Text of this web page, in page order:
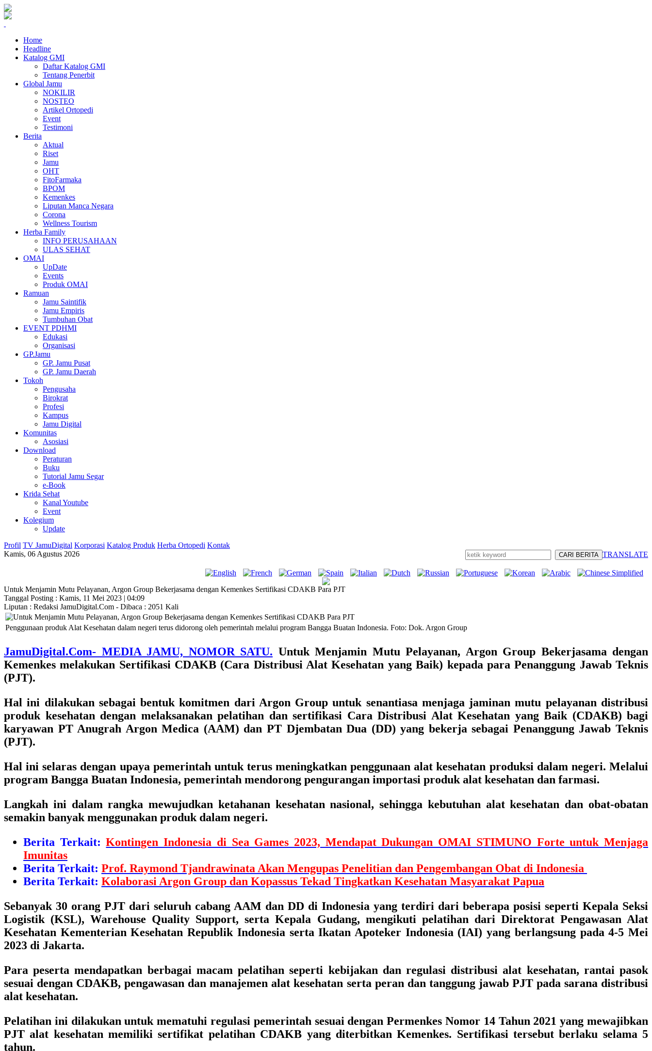
Home
Headline
Katalog GMI
Daftar Katalog GMI
Tentang Penerbit
Global Jamu
NOKILIR
NOSTEO
Artikel Ortopedi
Event
Testimoni
Berita
Aktual
Riset
Jamu
OHT
FitoFarmaka
BPOM
Kemenkes
Liputan Manca Negara
Corona
Wellness Tourism
Herba Family
INFO PERUSAHAAN
ULAS SEHAT
OMAI
UpDate
Events
Produk OMAI
Ramuan
Jamu Saintifik
Jamu Empiris
Tumbuhan Obat
EVENT PDHMI
Edukasi
Organisasi
GP.Jamu
GP. Jamu Pusat
GP. Jamu Daerah
Tokoh
Pengusaha
Birokrat
Profesi
Kampus
Jamu Digital
Komunitas
Asosiasi
Download
Peraturan
Buku
Tutorial Jamu Segar
e-Book
Krida Sehat
Kanal Youtube
Event
Kolegium
Update
Profil TV JamuDigital Korporasi Katalog Produk Herba Ortopedi Kontak
TRANSLATE
Kamis, 06 Agustus 2026
Untuk Menjamin Mutu Pelayanan, Argon Group Bekerjasama dengan Kemenkes Sertifikasi CDAKB Para PJT
Tanggal Posting : Kamis, 11 Mei 2023 | 04:09
Liputan : Redaksi JamuDigital.Com - Dibaca : 2051 Kali
Penggunaan produk Alat Kesehatan dalam negeri terus didorong oleh pemerintah melalui program Bangga Buatan Indonesia. Foto: Dok. Argon Group
JamuDigital.Com- MEDIA JAMU, NOMOR SATU. Untuk Menjamin Mutu Pelayanan, Argon Group Bekerjasama dengan
Kemenkes melakukan Sertifikasi CDAKB (Cara Distribusi Alat Kesehatan yang Baik) kepada para Penanggung Jawab Teknis
(PJT).
Hal ini dilakukan sebagai bentuk komitmen dari Argon Group untuk senantiasa menjaga jaminan mutu pelayanan distribusi
produk kesehatan dengan melaksanakan pelatihan dan sertifikasi Cara Distribusi Alat Kesehatan yang Baik (CDAKB) bagi
karyawan PT Anugrah Argon Medica (AAM) dan PT Djembatan Dua (DD) yang bekerja sebagai Penanggung Jawab Teknis
(PJT).
Hal ini selaras dengan upaya pemerintah untuk terus meningkatkan penggunaan alat kesehatan produksi dalam negeri. Melalui
program Bangga Buatan Indonesia, pemerintah mendorong pengurangan importasi produk alat kesehatan dan farmasi.
Langkah ini dalam rangka mewujudkan ketahanan kesehatan nasional, sehingga kebutuhan alat kesehatan dan obat-obatan
semakin banyak menggunakan produk dalam negeri.
Berita Terkait:Kontingen Indonesia di Sea Games 2023, Mendapat Dukungan OMAI STIMUNO Forte untuk Menjaga
Imunitas
Berita Terkait: Prof. Raymond Tjandrawinata Akan Mengupas Penelitian dan Pengembangan Obat di Indonesia
Berita Terkait: Kolaborasi Argon Group dan Kopassus Tekad Tingkatkan Kesehatan Masyarakat Papua
Sebanyak 30 orang PJT dari seluruh cabang AAM dan DD di Indonesia yang terdiri dari beberapa posisi seperti Kepala Seksi
Logistik (KSL), Warehouse Quality Support, serta Kepala Gudang, mengikuti pelatihan dari Direktorat Pengawasan Alat
Kesehatan Kementerian Kesehatan Republik Indonesia serta Ikatan Apoteker Indonesia (IAI) yang berlangsung pada 4-5 Mei
2023 di Jakarta.
Para peserta mendapatkan berbagai macam pelatihan seperti kebijakan dan regulasi distribusi alat kesehatan, rantai pasok
sesuai dengan CDAKB, pengawasan dan manajemen alat kesehatan serta peran dan tanggung jawab PJT pada sarana distribusi
alat kesehatan.
Pelatihan ini dilakukan untuk mematuhi regulasi pemerintah sesuai dengan Permenkes Nomor 14 Tahun 2021 yang mewajibkan
PJT alat kesehatan memiliki sertifikat pelatihan CDAKB yang diterbitkan Kemenkes. Sertifikasi tersebut berlaku selama 5
tahun.